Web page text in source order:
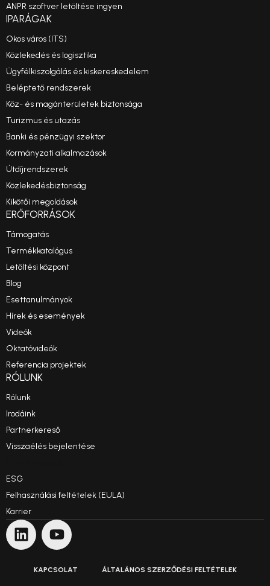
ANPR szoftver letöltése ingyen
IPARÁGAK
Okos város (ITS)
Közlekedés és logisztika
Ügyfélkiszolgálás és kiskereskedelem
Beléptető rendszerek
Köz- és magánterületek biztonsága
Turizmus és utazás
Banki és pénzügyi szektor
Kormányzati alkalmazások
Útdíjrendszerek
Közlekedésbiztonság
Kikötői megoldások
ERŐFORRÁSOK
Támogatás
Termékkatalógus
Letöltési központ
Blog
Esettanulmányok
Hírek és események
Videók
Oktatóvideók
Referencia projektek
RÓLUNK
Rólunk
Irodáink
Partnerkereső
Visszaélés bejelentése
ESG
Felhasználási feltételek (EULA)
Karrier
KAPCSOLAT ÁLTALÁNOS SZERZŐDÉSI FELTÉTELEK